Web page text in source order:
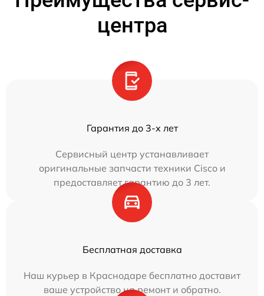
центра
Гарантия до 3-х лет
Сервисный центр устанавливает
оригинальные запчасти техники Cisco и
предоставляет гарантию до 3 лет.
Бесплатная доставка
Наш курьер в Краснодаре бесплатно доставит
ваше устройство на ремонт и обратно.